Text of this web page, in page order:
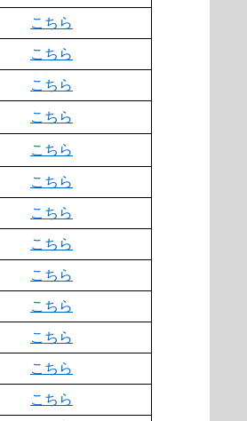
こちら
こちら
こちら
こちら
こちら
こちら
こちら
こちら
こちら
こちら
こちら
こちら
こちら